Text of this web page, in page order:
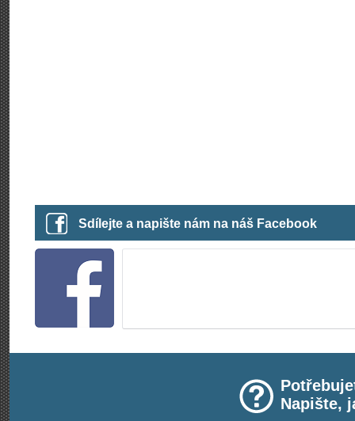
Sdílejte a napište nám na náš Facebook
Napište,